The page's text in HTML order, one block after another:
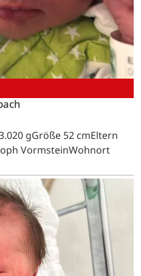
gGröße 52 cmEltern
VormsteinWohnort